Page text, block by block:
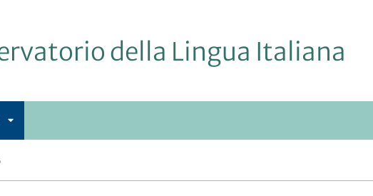
della Lingua Italiana